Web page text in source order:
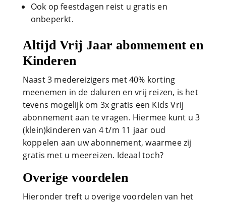
Ook op feestdagen reist u gratis en
onbeperkt.
Altijd Vrij Jaar abonnement en
Kinderen
Naast 3 medereizigers met 40% korting
meenemen in de daluren en vrij reizen, is het
tevens mogelijk om 3x gratis een Kids Vrij
abonnement aan te vragen. Hiermee kunt u 3
(klein)kinderen van 4 t/m 11 jaar oud
koppelen aan uw abonnement, waarmee zij
gratis met u meereizen. Ideaal toch?
Overige voordelen
Hieronder treft u overige voordelen van het